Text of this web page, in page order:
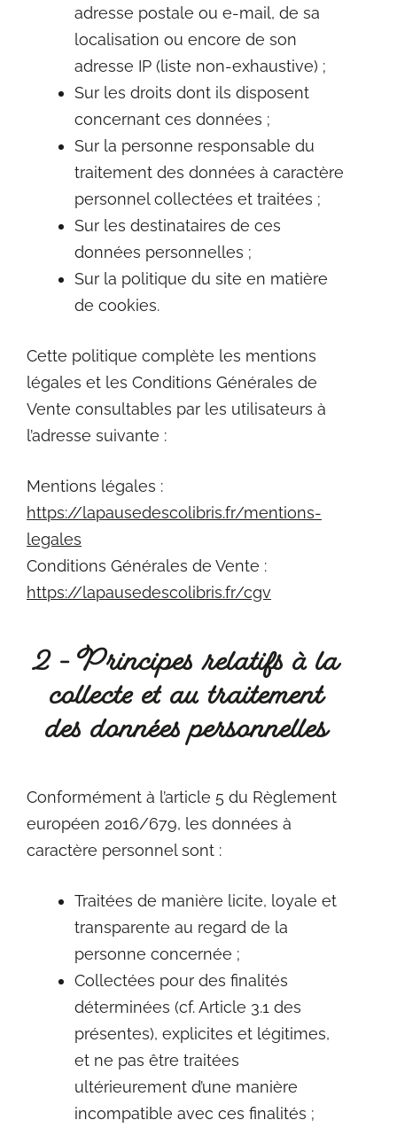
adresse postale ou e-mail, de sa
localisation ou encore de son
adresse IP (liste non-exhaustive) ;
Sur les droits dont ils disposent
concernant ces données ;
Sur la personne responsable du
traitement des données à caractère
personnel collectées et traitées ;
Sur les destinataires de ces
données personnelles ;
Sur la politique du site en matière
de cookies.
Cette politique complète les mentions
légales et les Conditions Générales de
Vente consultables par les utilisateurs à
l’adresse suivante :
Mentions légales :
https://lapausedescolibris.fr/mentions-
legales
Conditions Générales de Vente :
https://lapausedescolibris.fr/cgv
2 - Principes relatifs à la
collecte et au traitement
des données personnelles
Conformément à l’article 5 du Règlement
européen 2016/679, les données à
caractère personnel sont :
Traitées de manière licite, loyale et
transparente au regard de la
personne concernée ;
Collectées pour des finalités
déterminées (cf. Article 3.1 des
présentes), explicites et légitimes,
et ne pas être traitées
ultérieurement d’une manière
incompatible avec ces finalités ;